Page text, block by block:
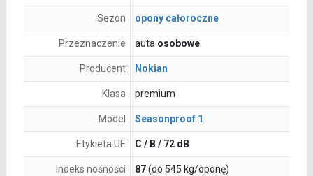
Sezon opony całoroczne
Przeznaczenie auta osobowe
Producent Nokian
Klasa premium
Model Seasonproof 1
Etykieta UE C / B / 72 dB
Indeks nośności 87(do 545 kg/oponę)